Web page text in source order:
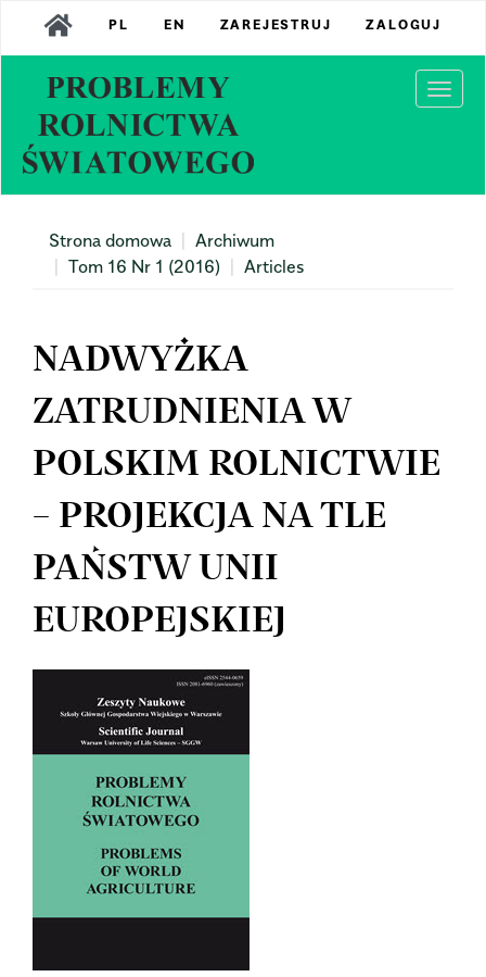
Main
Navigation
Content
Sidebar
PL EN ZAREJESTRUJ ZALOGUJ
Strona domowa
Archiwum
Tom 16 Nr 1 (2016)
Articles
NADWYŻKA
ZATRUDNIENIA W
POLSKIM ROLNICTWIE
– PROJEKCJA NA TLE
PAŃSTW UNII
EUROPEJSKIEJ
Article
Sidebar